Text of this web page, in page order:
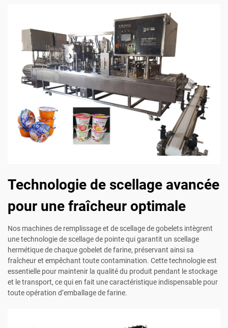
Technologie de scellage avancée
pour une fraîcheur optimale
Nos machines de remplissage et de scellage de gobelets intègrent
une technologie de scellage de pointe qui garantit un scellage
hermétique de chaque gobelet de farine, préservant ainsi sa
fraîcheur et empêchant toute contamination. Cette technologie est
essentielle pour maintenir la qualité du produit pendant le stockage
et le transport, ce qui en fait une caractéristique indispensable pour
toute opération d’emballage de farine.